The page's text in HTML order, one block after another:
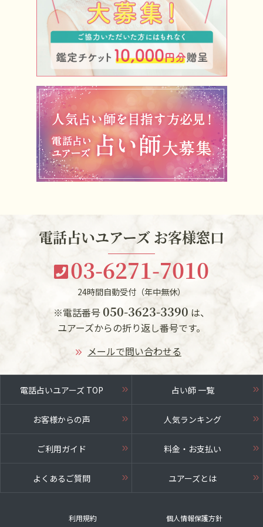
電話占いユアーズ お客様窓口
03-6271-7010
24時間自動受付（年中無休）
※電話番号 050-3623-3390 は、
ユアーズからの折り返し番号です。
メールで問い合わせる
電話占いユアーズ TOP 占い師 一覧
お客様からの声 人気ランキング
ご利用ガイド 料金・お支払い
よくあるご質問 ユアーズとは
利用規約 個人情報保護方針